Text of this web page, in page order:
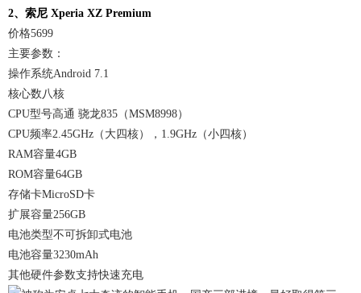
2、索尼 Xperia XZ Premium
价格5699
主要参数：
操作系统Android 7.1
核心数八核
CPU型号高通 骁龙835（MSM8998）
CPU频率2.45GHz（大四核），1.9GHz（小四核）
RAM容量4GB
ROM容量64GB
存储卡MicroSD卡
扩展容量256GB
电池类型不可拆卸式电池
电池容量3230mAh
其他硬件参数支持快速充电